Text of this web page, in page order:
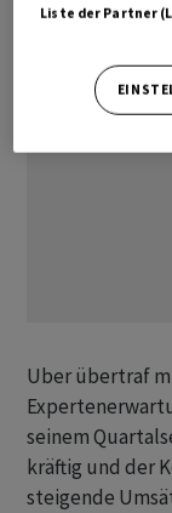
Uber übertraf
seinem
kräftig und der
steigende
Liste der Partner